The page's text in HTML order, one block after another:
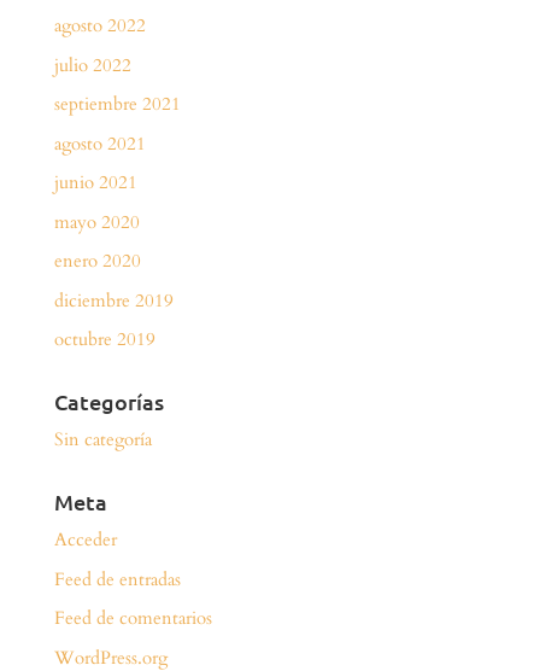
agosto 2022
julio 2022
septiembre 2021
agosto 2021
junio 2021
mayo 2020
enero 2020
diciembre 2019
octubre 2019
Categorías
Sin categoría
Meta
Acceder
Feed de entradas
Feed de comentarios
WordPress.org